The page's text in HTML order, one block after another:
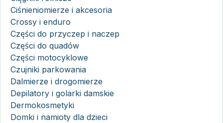
Ciśnieniomierze i akcesoria
Crossy i enduro
Części do przyczep i naczep
Części do quadów
Części motocyklowe
Czujniki parkowania
Dalmierze i drogomierze
Depilatory i golarki damskie
Dermokosmetyki
Domki i namioty dla dzieci